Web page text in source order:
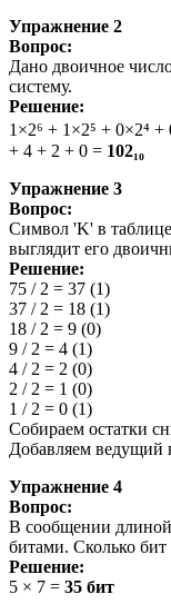
Упражнение 2
Вопрос:
Дано двоичное
систему.
Решение:
1×2⁶ + 1×2⁵ + 0×2⁴
+ 4 + 2 + 0 = 102₁₀
Упражнение 3
Вопрос:
Символ 'K' в
выглядит его
Решение:
75 / 2 = 37 (1)
37 / 2 = 18 (1)
18 / 2 = 9 (0)
9 / 2 = 4 (1)
4 / 2 = 2 (0)
2 / 2 = 1 (0)
1 / 2 = 0 (1)
Собираем остатки
Добавляем ведущий
Упражнение 4
Вопрос:
В сообщении
битами. Сколько бит
Решение:
5 × 7 = 35 бит